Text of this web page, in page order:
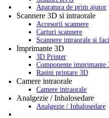
Aparatura de prim ajutor
Scannere 3D si intraorale
Accesorii scannere
Carturi scannere
Scannere intraorale si
Imprimante 3D
3D Printer
Componente imprimante
Rasini printare 3D
Camere intraorale
Camere intraorale
Analgezie / Inhalosedare
Analgezie / Inhalosedare